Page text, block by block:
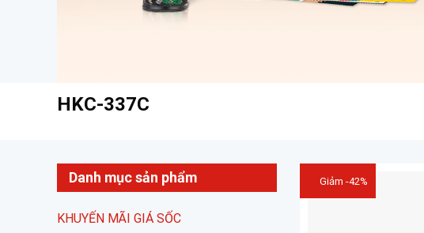
HKC-337C
Danh mục sản phẩm
KHUYẾN MÃI GIÁ SỐC
Giảm -42%